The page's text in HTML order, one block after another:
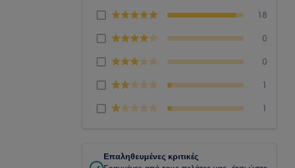
18
0
0
1
1
Επαληθευμένες κριτικές